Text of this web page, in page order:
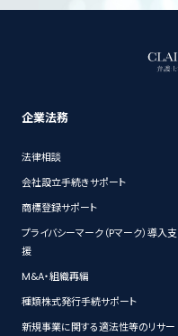
企業法務
法律相談
会社設立手続きサポート
商標登録サポート
プライバシーマーク（Pマーク）導入支
援
M&A・組織再編
種類株式発行手続サポート
新規事業に関する適法性等のリサー